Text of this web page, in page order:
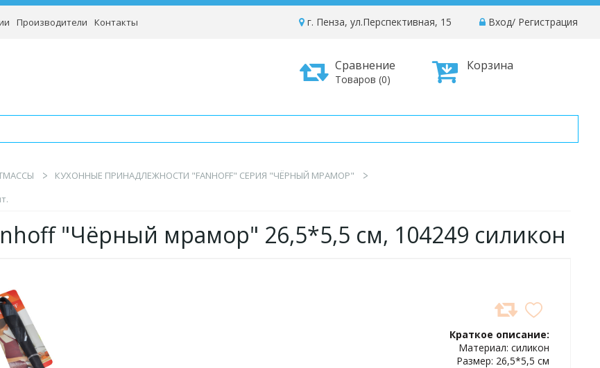
Производители Контакты Вход/ Регистрация
г. Пенза, ул.Перспективная, 15
Корзина
Сравнение
Товаров (0)
КУХОННЫЕ ПРИНАДЛЕЖНОСТИ "FANHOFF" СЕРИЯ "ЧЁРНЫЙ МРАМОР"
"Чёрный мрамор" 26,5*5,5 см, 104249 силикон
Краткое описание:
Материал: силикон
Размер: 26,5*5,5 см